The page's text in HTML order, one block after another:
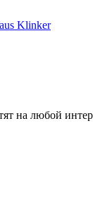
Klinker
на любой